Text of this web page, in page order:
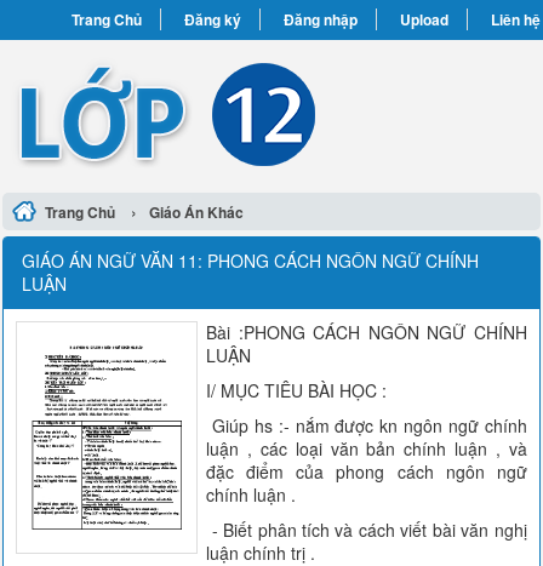
Trang Chủ Đăng ký Đăng nhập Upload Liên hệ
Trang Chủ › Giáo Án Khác
GIÁO ÁN NGỮ VĂN 11: PHONG CÁCH NGÔN NGỮ CHÍNH
LUẬN
Bài :PHONG CÁCH NGÔN NGỮ CHÍNH
LUẬN
I/ MỤC TIÊU BÀI HỌC :
Giúp hs :- nắm được kn ngôn ngữ chính
luận , các loại văn bản chính luận , và
đặc điểm của phong cách ngôn ngữ
chính luận .
- Biết phân tích và cách viết bài văn nghị
luận chính trị .